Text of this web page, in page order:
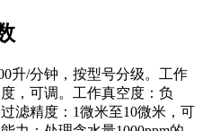
升/分钟，按型号分级。工作
，可调。工作真空度：负
滤精度：1微米至10微米，可